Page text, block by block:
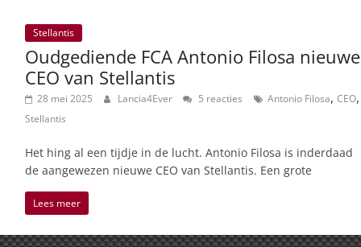
Stellantis
Oudgediende FCA Antonio Filosa nieuwe
CEO van Stellantis
28 mei 2025 Lancia4Ever 5 reacties Antonio Filosa, CEO,
Stellantis
Het hing al een tijdje in de lucht. Antonio Filosa is inderdaad
de aangewezen nieuwe CEO van Stellantis. Een grote
Lees meer